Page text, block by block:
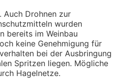
Auch Drohnen zur
wurden
bereits im Weinbau
keine Genehmigung für
bei der Ausbringung
Spritzen liegen. Mögliche
Hagelnetze.